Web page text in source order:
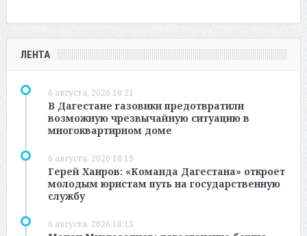
ЛЕНТА
6 августа, 2026 18:21
В Дагестане газовики предотвратили
возможную чрезвычайную ситуацию в
многоквартирном доме
6 августа, 2026 18:19
Герей Хаиров: «Команда Дагестана» откроет
молодым юристам путь на государственную
службу
6 августа, 2026 18:13